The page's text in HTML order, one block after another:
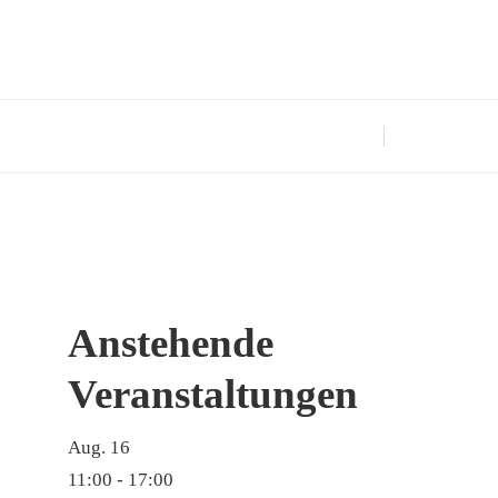
Anstehende
Veranstaltungen
Aug. 16
11:00 - 17:00